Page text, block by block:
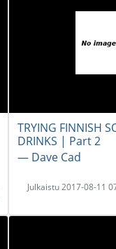
TRYING FINNISH
DRINKS | Part 2
― Dave Cad
Julkaistu 2017-08-11